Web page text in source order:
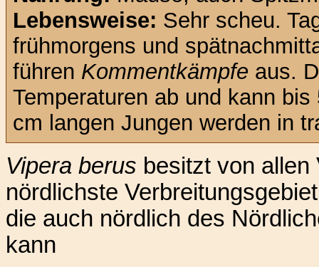
Lebensweise: Sehr scheu.
frühmorgens und
führen Kommentkämpfe aus.
Temperaturen ab und kann
cm langen Jungen werden in
Vipera berus besitzt von
nördlichste
die auch nördlich des
kann